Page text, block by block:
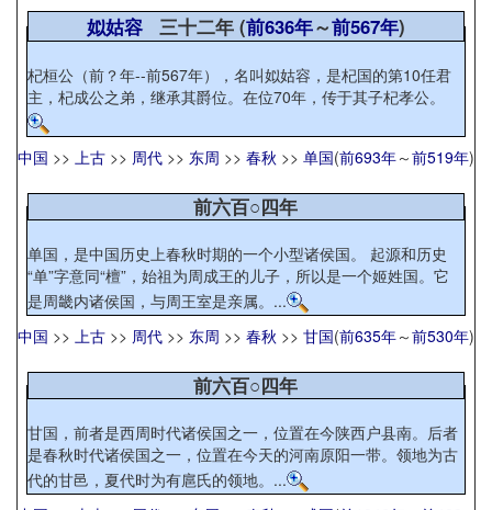
姒姑容三十二年 (前636年～前567年)
杞桓公（前？年--前567年），名叫姒姑容，是杞国的第10任君
主，杞成公之弟，继承其爵位。在位70年，传于其子杞孝公。
中国 >> 上古 >> 周代 >> 东周 >> 春秋 >> 单国(前693年～前519年)
前六百○四年
单国，是中国历史上春秋时期的一个小型诸侯国。 起源和历史
“单”字意同“檀”，始祖为周成王的儿子，所以是一个姬姓国。它
是周畿内诸侯国，与周王室是亲属。...
中国 >> 上古 >> 周代 >> 东周 >> 春秋 >> 甘国(前635年～前530年)
前六百○四年
甘国，前者是西周时代诸侯国之一，位置在今陕西户县南。后者
是春秋时代诸侯国之一，位置在今天的河南原阳一带。领地为古
代的甘邑，夏代时为有扈氏的领地。...